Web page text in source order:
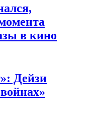
в кино
Дейзи